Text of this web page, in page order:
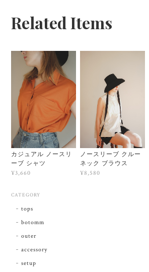
Related Items
カジュアル ノースリ
ーブ シャツ
¥3,660
ノースリーブ クルー
ネック ブラウス
¥8,580
CATEGORY
tops
botomm
outer
accessory
setup